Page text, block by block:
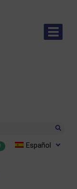
Español